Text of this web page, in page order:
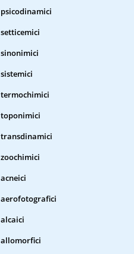
psicodinamici
setticemici
sinonimici
sistemici
termochimici
toponimici
transdinamici
zoochimici
acneici
aerofotografici
alcaici
allomorfici